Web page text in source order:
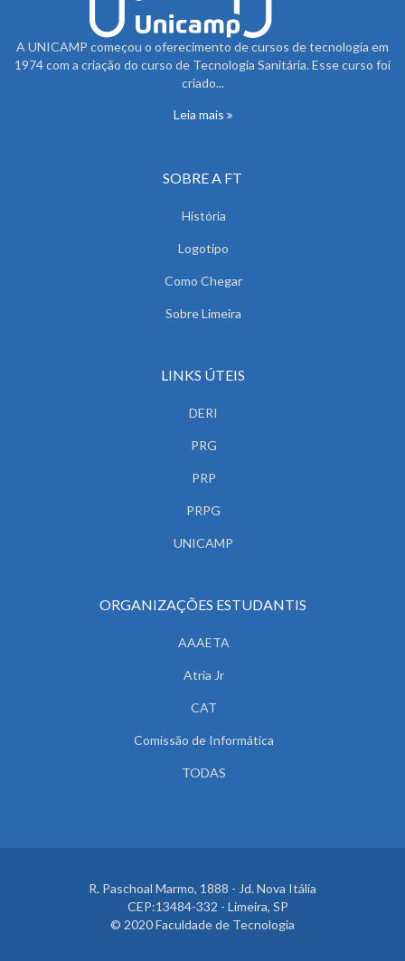
A UNICAMP começou o oferecimento de cursos de tecnologia em
1974 com a criação do curso de Tecnologia Sanitária. Esse curso foi
criado...
Leia mais
SOBRE A FT
História
Logotipo
Como Chegar
Sobre Limeira
LINKS ÚTEIS
DERI
PRG
PRP
PRPG
UNICAMP
ORGANIZAÇÕES ESTUDANTIS
AAAETA
Atria Jr
CAT
Comissão de Informática
TODAS
R. Paschoal Marmo, 1888 - Jd. Nova Itália
CEP:13484-332 - Limeira, SP
© 2020 Faculdade de Tecnologia